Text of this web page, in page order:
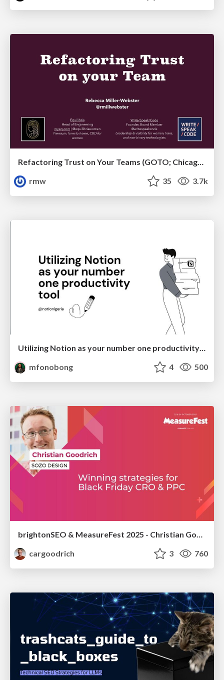
Refactoring Trust on Your Teams (GOTO; Chicago 2020)
rmw
35 3.7k
Utilizing Notion as your number one productivity tool
mfonobong
4 500
brightonSEO & MeasureFest 2025 - Christian Goodrich - Winning strategies for Black Friday CRO & PPC
cargoodrich
3 760